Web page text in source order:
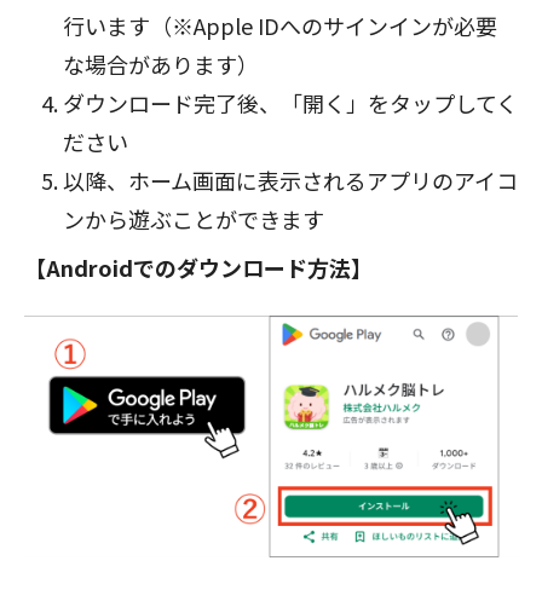
行います（※Apple IDへのサインインが必要
な場合があります）
ダウンロード完了後、「開く」をタップしてく
ださい
以降、ホーム画面に表示されるアプリのアイコ
ンから遊ぶことができます
【Androidでのダウンロード方法】